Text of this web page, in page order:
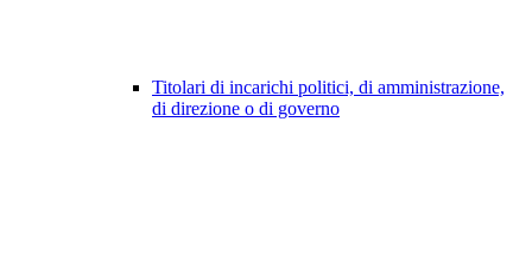
Titolari di incarichi politici, di amministrazione,
di direzione o di governo